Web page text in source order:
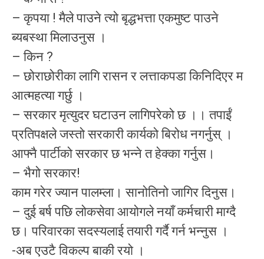
– कृपया ! मैले पाउने त्यो बृद्धभत्ता एकमुष्ट पाउने
ब्यबस्था मिलाउनुस ।
– किन ?
– छोराछोरीका लागि रासन र लत्ताकपडा किनिदिएर म
आत्महत्या गर्छु ।
– सरकार मृत्युदर घटाउन लागिपरेको छ ।। तपाईं
प्रतिपक्षले जस्तो सरकारी कार्यको बिरोध नगर्नुस् ।
आफ्नै पार्टीको सरकार छ भन्ने त हेक्का गर्नुस।
– भैगो सरकार!
काम गरेर ज्यान पालम्ला। सानोतिनो जागिर दिनुस।
– दुई बर्ष पछि लोकसेवा आयोगले नयाँ कर्मचारी माग्दै
छ। परिवारका सदस्यलाई तयारी गर्दै गर्न भन्नुस ।
-अब एउटै विकल्प बाकी रयो ।